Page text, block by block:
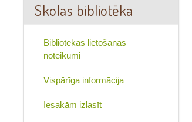
Skolas bibliotēka
Bibliotēkas lietošanas
noteikumi
Vispārīga informācija
Iesakām izlasīt